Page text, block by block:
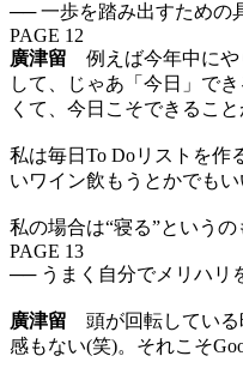
── 一歩を踏み出すための
PAGE 12
廣津留 例えば今年中にや
して、じゃあ「今日」で
くて、今日こそできること
私は毎日To Doリストを作
いワイン飲もうとかでも
私の場合は“寝る”という
PAGE 13
── うまく自分でメリハリ
廣津留 頭が回転している
感もない(笑)。それこそ